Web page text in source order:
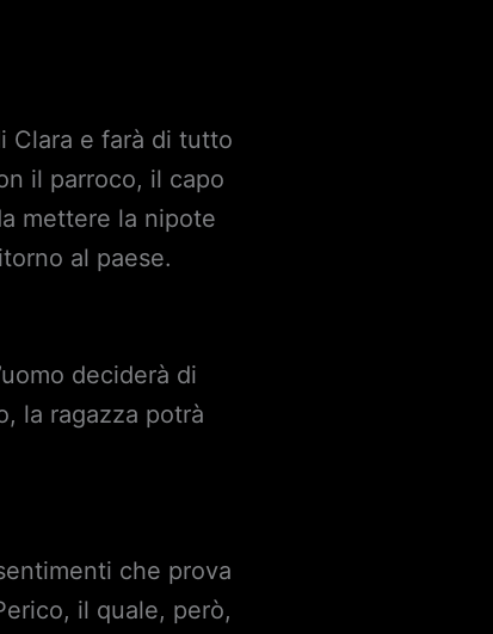
Clara e farà di tutto
il parroco, il capo
mettere la nipote
al paese.
deciderà di
la ragazza potrà
che prova
il quale, però,